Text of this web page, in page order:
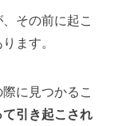
その前に起こ
ます。
に見つかるこ
引き起こされ